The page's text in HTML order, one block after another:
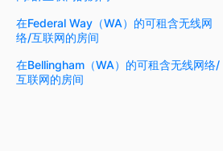
在Federal Way（WA）的可租含无线网
络/互联网的房间
在Bellingham（WA）的可租含无线网络/
互联网的房间